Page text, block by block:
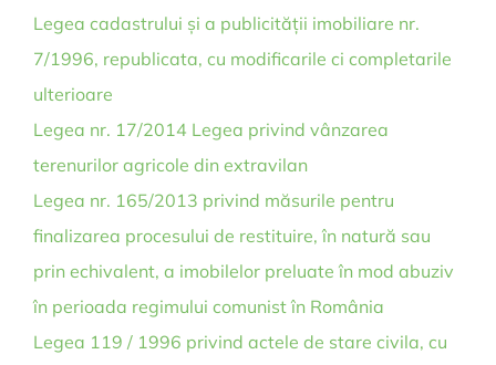
Legea cadastrului și a publicității imobiliare nr.
7/1996, republicata, cu modificarile ci completarile
ulterioare
Legea nr. 17/2014 Legea privind vânzarea
terenurilor agricole din extravilan
Legea nr. 165/2013 privind măsurile pentru
finalizarea procesului de restituire, în natură sau
prin echivalent, a imobilelor preluate în mod abuziv
în perioada regimului comunist în România
Legea 119 / 1996 privind actele de stare civila, cu